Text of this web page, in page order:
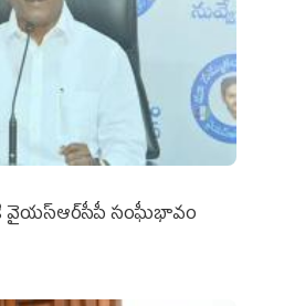
సంఘీభావం